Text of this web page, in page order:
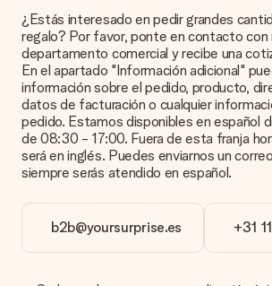
satisfecho con tu regalo. Por eso es
de alta calidad. Si no estás seguro de la
ponte en contacto con nuestro equipo de
incluye la foto junto con el regalo que te
Ellos podrán comprobar la calidad por ti.
¿Qué formatos puedo cargar?
Puedes carga archivos JPG y PNG en
esto demasiado técnico o tienes una
diferente que te gustaría usar? Ponte en
encantados de ayudarte para que puedas
deseas!
disponible?
¿Estás interesado en pedir grandes
regalo? Por favor, ponte en contacto con
departamento comercial y recibe una
En el apartado "Información adicional"
información sobre el pedido, producto,
datos de facturación o cualquier
pedido. Estamos disponibles en español
de 08:30 - 17:00. Fuera de esta franja
será en inglés. Puedes enviarnos un
siempre serás atendido en español.
b2b@yoursurprise.es +31